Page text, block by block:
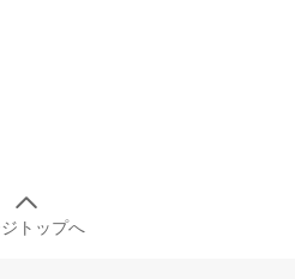
トップへ